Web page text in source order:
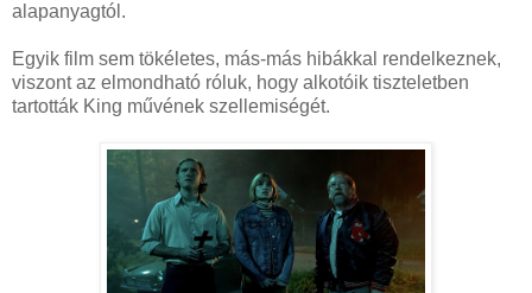
alapanyagtól.
Egyik film sem tökéletes, más-más hibákkal rendelkeznek,
viszont az elmondható róluk, hogy alkotóik tiszteletben
tartották King művének szellemiségét.